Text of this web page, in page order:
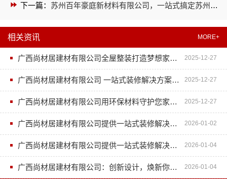
下一篇： 苏州百年豪庭新材料有限公司，一站式搞定苏州毛坯房家装施工
相关资讯 MORE+
广西尚材居建材有限公司全屋整装打造梦想家居新体验 2025-12-27
广西尚材居建材有限公司 一站式装修解决方案解析 2025-12-27
广西尚材居建材有限公司用环保材料守护您家人的健康安全 2025-12-27
广西尚材居建材有限公司提供一站式装修解决方案 2026-01-02
广西尚材居建材有限公司提供一站式装修解决方案 2026-01-04
广西尚材居建材有限公司：创新设计，焕新你的居住体验 2026-01-04